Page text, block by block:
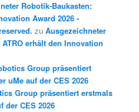
Robotik-Baukasten:
Award 2026 -
zuAusgezeichneter
erhält den Innovation
Group präsentiert
uMe auf der CES 2026
Group präsentiert erstmals
der CES 2026